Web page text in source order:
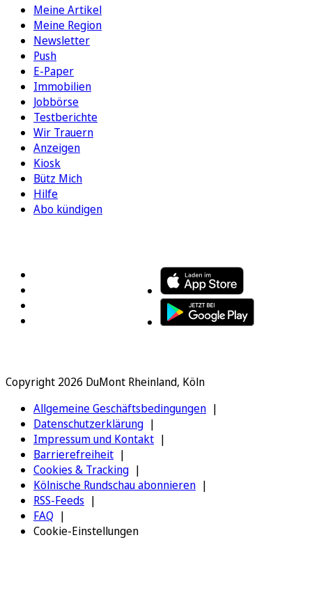
Meine Artikel
Meine Region
Newsletter
Push
E-Paper
Immobilien
Jobbörse
Testberichte
Wir Trauern
Anzeigen
Kiosk
Bütz Mich
Hilfe
Abo kündigen
Copyright 2026 DuMont Rheinland, Köln
Allgemeine Geschäftsbedingungen
Datenschutzerklärung
Impressum und Kontakt
Barrierefreiheit
Cookies & Tracking
Kölnische Rundschau abonnieren
RSS-Feeds
FAQ
Cookie-Einstellungen